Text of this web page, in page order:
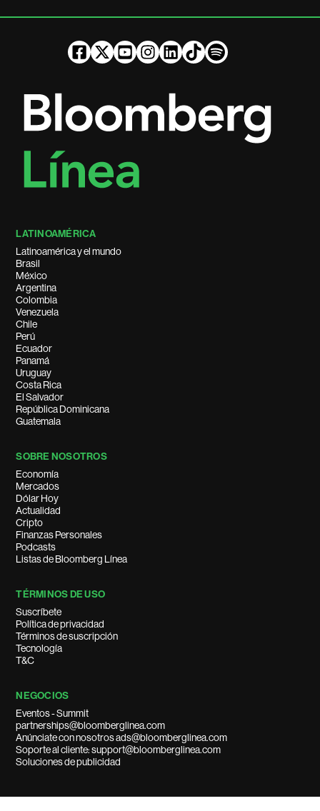
LATINOAMÉRICA
Latinoamérica y el mundo
Brasil
México
Argentina
Colombia
Venezuela
Chile
Perú
Ecuador
Panamá
Uruguay
Costa Rica
El Salvador
República Dominicana
Guatemala
SOBRE NOSOTROS
Economía
Mercados
Dólar Hoy
Actualidad
Cripto
Finanzas Personales
Podcasts
Listas de Bloomberg Línea
TÉRMINOS DE USO
Suscríbete
Política de privacidad
Términos de suscripción
Tecnología
T&C
NEGOCIOS
Eventos - Summit
partnerships@bloomberglinea.com
Anúnciate con nosotros ads@bloomberglinea.com
Soporte al cliente: support@bloomberglinea.com
Soluciones de publicidad